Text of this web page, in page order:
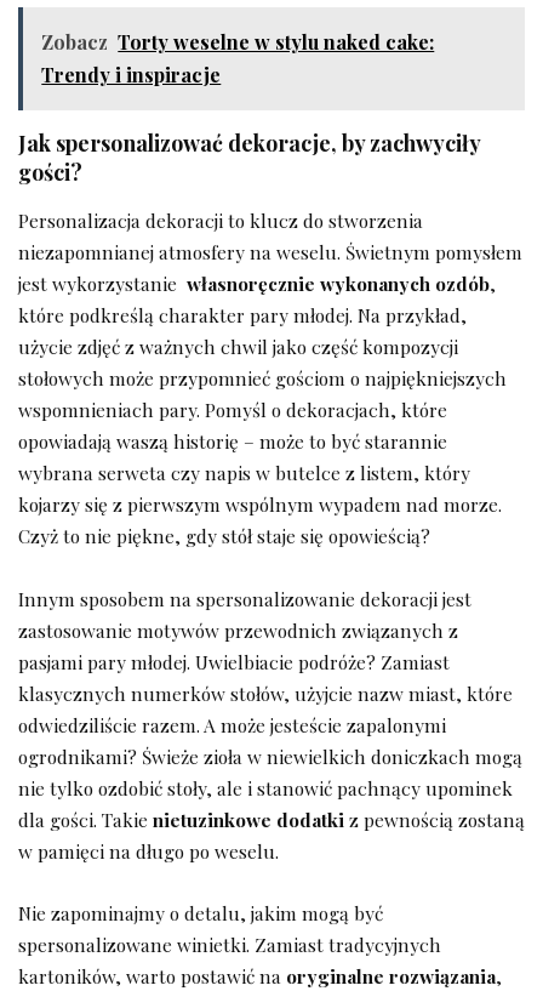
Zobacz Torty weselne w stylu naked cake:
Trendy i inspiracje
Jak spersonalizować dekoracje,⁤ by zachwyciły
gości?
Personalizacja dekoracji to klucz do stworzenia
niezapomnianej atmosfery ‌na weselu. Świetnym pomysłem
jest wykorzystanie ⁤ własnoręcznie wykonanych ozdób,⁤
które‍ podkreślą charakter pary młodej. ⁤Na przykład,
‌użycie ⁢zdjęć ⁢z ważnych chwil⁢ jako część kompozycji
stołowych może przypomnieć⁤ gościom o najpiękniejszych
wspomnieniach pary. Pomyśl⁢ o‍ dekoracjach, które
opowiadają waszą⁤ historię – może to‌ być starannie​
wybrana serweta czy ⁣napis w butelce z⁤ listem, który
kojarzy się z pierwszym wspólnym wypadem nad ‍morze.
Czyż to nie ⁢piękne, gdy stół staje się opowieścią?
Innym sposobem na spersonalizowanie dekoracji jest
zastosowanie motywów przewodnich związanych ‌z
pasjami pary młodej. Uwielbiacie ⁣podróże? Zamiast
klasycznych‍ numerków stołów, użyjcie nazw miast, które
odwiedziliście ⁢razem. A może jesteście zapalonymi
ogrodnikami? Świeże zioła w niewielkich doniczkach ‌mogą
nie tylko ozdobić⁤ stoły, ale i stanowić pachnący upominek
dla gości. Takie nietuzinkowe dodatki z pewnością zostaną
w pamięci na długo po weselu.
Nie zapominajmy o detalu, jakim ​mogą być‍
spersonalizowane winietki. Zamiast tradycyjnych
kartoników,⁤ warto ⁤postawić na‍ oryginalne ‌rozwiązania,​